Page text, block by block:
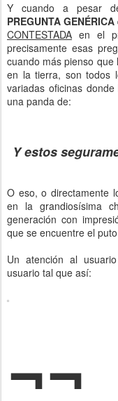
Y cuando a pesar
PREGUNTA GENÉRICA
CONTESTADA en el
precisamente esas
cuando más pienso que
en la tierra, son todos
variadas oficinas
una panda de:
Y estos
O eso, o directamente
en la grandiosísima
generación con
que se encuentre el
Un atención al
usuario tal que así:
¬¬